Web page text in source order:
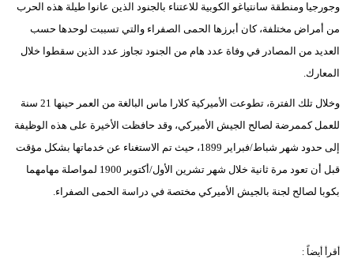
وجورجيا ومنطقة سانتياغو الكوبية للاعتناء بالجنود الذين عانوا طيلة هذه الحرب
من أمراض مختلفة، كان أبرزها الحمى الصفراء والتي تسببت لوحدها حسب
العديد من المصادر في وفاة عدد هام من الجنود تجاوز عدد الذين سقطوا خلال
المعارك.
وخلال تلك الفترة، تطوعت الأميركية كلارا ماس البالغة من العمر حينها 21 سنة
للعمل كممرضة لصالح الجيش الأميركي، وقد حافظت الأخيرة على هذه الوظيفة
إلى حدود شهر شباط/فبراير 1899، حيث تم الاستغناء عن خدماتها بشكل مؤقت
قبل أن تعود مرة ثانية خلال شهر تشرين الأول/أكتوبر 1900 لمواصلة مهامهما
بكوبا لصالح لجنة بالجيش الأميركي مختصة في دراسة الحمى الصفراء.
أقرأ أيضاً :